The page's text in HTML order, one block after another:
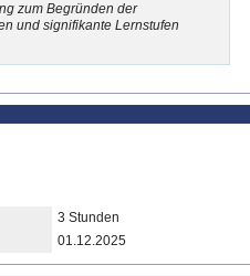
zum Begründen der
und signifikante Lernstufen
3 Stunden
01.12.2025